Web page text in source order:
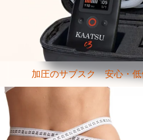
加圧のサブスク 安心・低